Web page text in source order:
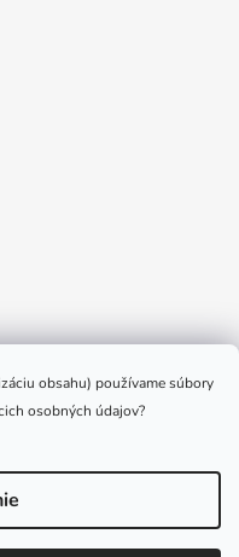
obsahu) používame súbory
osobných údajov?